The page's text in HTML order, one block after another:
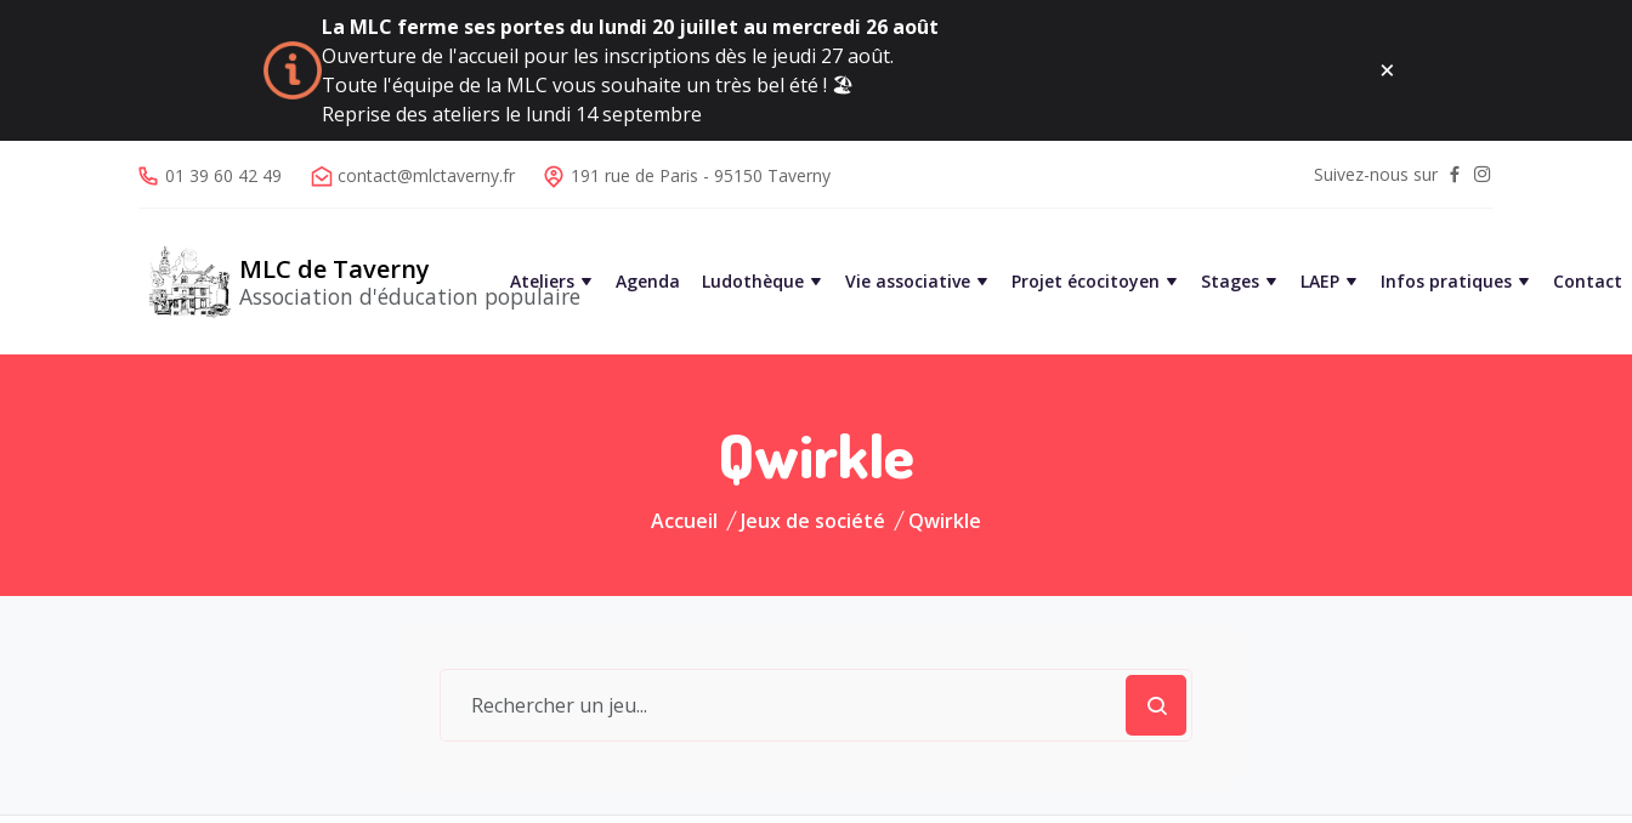
La MLC ferme ses portes du lundi 20 juillet au mercredi 26 août
Ouverture de l'accueil pour les inscriptions dès le jeudi 27 août.
Toute l'équipe de la MLC vous souhaite un très bel été ! 🏖️
Reprise des ateliers le lundi 14 septembre
01 39 60 42 49 contact@mlctaverny.fr 191 rue de Paris - 95150 Taverny Suivez-nous sur
MLC de Taverny
Association d'éducation populaire
Ateliers Agenda Ludothèque Vie associative Projet écocitoyen Stages LAEP Infos pratiques Contact
Qwirkle
Accueil Jeux de société Qwirkle